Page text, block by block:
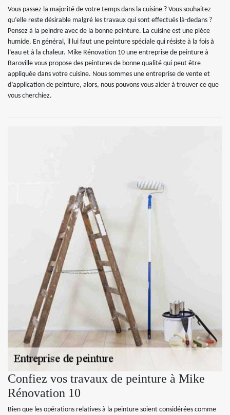
Vous passez la majorité de votre temps dans la cuisine ? Vous souhaitez
qu’elle reste désirable malgré les travaux qui sont effectués là-dedans ?
Pensez à la peindre avec de la bonne peinture. La cuisine est une pièce
humide. En général, il lui faut une peinture spéciale qui résiste à la fois à
l’eau et à la chaleur. Mike Rénovation 10 une entreprise de peinture à
Baroville vous propose des peintures de bonne qualité qui peut être
appliquée dans votre cuisine. Nous sommes une entreprise de vente et
d’application de peinture, alors, nous pouvons vous aider à trouver ce que
vous cherchiez.
Confiez vos travaux de peinture à Mike
Rénovation 10
Bien que les opérations relatives à la peinture soient considérées comme